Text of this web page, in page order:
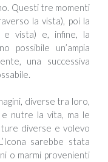
Questi tre momenti
la vista), poi la
e vista) e, infine, la
possibile un’ampia
una successiva
diverse tra loro,
nutre la vita, ma le
diverse e volevo
sarebbe stata
o marmi provenienti